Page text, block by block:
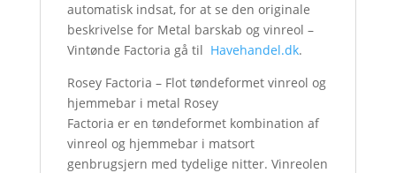
automatisk indsat, for at se den originale
beskrivelse for Metal barskab og vinreol –
Vintønde Factoria gå til Havehandel.dk.
Rosey Factoria – Flot tøndeformet vinreol og
hjemmebar i metal Rosey
Factoria er en tøndeformet kombination af
vinreol og hjemmebar i matsort
genbrugsjern med tydelige nitter. Vinreolen